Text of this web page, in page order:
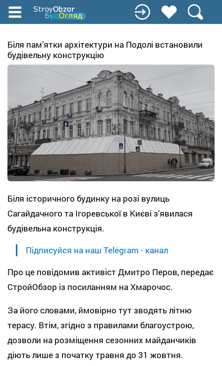
Перейти
до
вмісту
Біля пам’ятки архітектури на Подолі встановили
будівельну конструкцію
Біля історичного будинку на розі вулиць
Сагайдачного та Ігоревської в Києві зʼявилася
будівельна конструкція.
Підписуйся на наш Telegram - канал
Про це повідомив активіст Дмитро Перов, передає
СтройОбзор із посиланням на Хмарочос.
За його словами, ймовірно тут зводять літню
терасу. Втім, згідно з правилами благоустрою,
дозволи на розміщення сезонних майданчиків
діють лише з початку травня до 31 жовтня.